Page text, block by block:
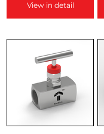
View in detail